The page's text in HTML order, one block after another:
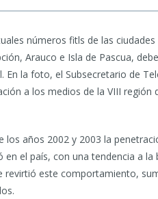
números fitls de las
Arauco e Isla de Pascua,
En la foto, el Subsecretario de
a los medios de la VIII región
los años 2002 y 2003 la
en el país, con una tendencia a
revirtió este comportamiento,